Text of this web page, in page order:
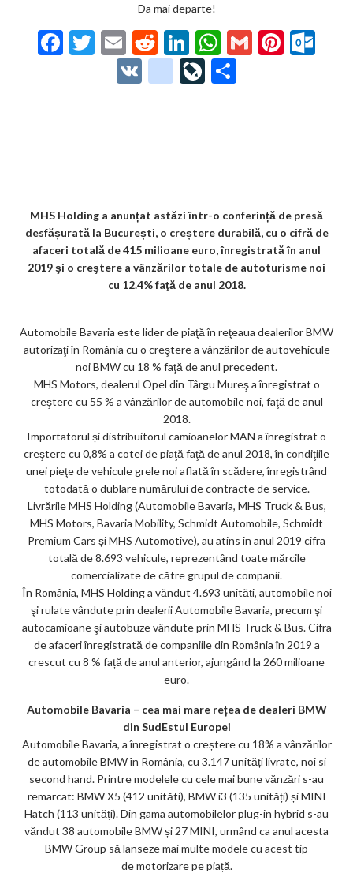
Da mai departe!
F T
w
itt
E
m
ai
R
e
d
Li
n
ke
W
h
at
G Pi
V
g
o
o
k
m
ar
ks
Li
MHS Holding a anunțat astăzi într-o conferință de presă
desfășurată la București, o creștere durabilă, cu o cifră de
afaceri totală de 415 milioane euro, înregistrată în anul
2019 şi o creştere a vânzărilor totale de autoturisme noi
cu 12.4% faţă de anul 2018.
Automobile Bavaria este lider de piaţă în reţeaua dealerilor BMW
autorizaţi în România cu o creştere a vânzărilor de autovehicule
noi BMW cu 18 % faţă de anul precedent.
MHS Motors, dealerul Opel din Târgu Mureş a înregistrat o
creştere cu 55 % a vânzărilor de automobile noi, faţă de anul
2018.
Importatorul și distribuitorul camioanelor MAN a înregistrat o
creştere cu 0,8% a cotei de piaţă faţă de anul 2018, în condiţiile
unei pieţe de vehicule grele noi aflată în scădere, înregistrând
totodată o dublare numărului de contracte de service.
Livrările MHS Holding (Automobile Bavaria, MHS Truck & Bus,
MHS Motors, Bavaria Mobility, Schmidt Automobile, Schmidt
Premium Cars și MHS Automotive), au atins în anul 2019 cifra
totală de 8.693 vehicule, reprezentând toate mărcile
comercializate de către grupul de companii.
În România, MHS Holding a văndut 4.693 unități, automobile noi
şi rulate vândute prin dealerii Automobile Bavaria, precum şi
autocamioane şi autobuze vândute prin MHS Truck & Bus. Cifra
de afaceri înregistrată de companiile din România în 2019 a
crescut cu 8 % față de anul anterior, ajungând la 260 milioane
euro.
Automobile Bavaria – cea mai mare rețea de dealeri BMW
din SudEstul Europei
Automobile Bavaria, a înregistrat o creștere cu 18% a vânzărilor
de automobile BMW în România, cu 3.147 unități livrate, noi si
second hand. Printre modelele cu cele mai bune vănzări s-au
remarcat: BMW X5 (412 unităti), BMW i3 (135 unități) și MINI
Hatch (113 unități). Din gama automobilelor plug-in hybrid s-au
văndut 38 automobile BMW și 27 MINI, urmând ca anul acesta
BMW Group să lanseze mai multe modele cu acest tip
de motorizare pe piață.